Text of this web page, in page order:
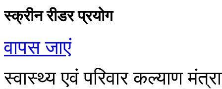
स्‍क्रीन रीडर प्रयोग
वापस जाएं
स्‍वास्‍थ्‍य एवं परिवार कल्‍याण